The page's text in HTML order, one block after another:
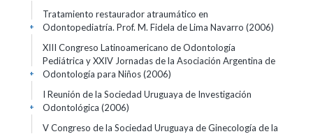
Tratamiento restaurador atraumático en
Odontopediatría. Prof. M. Fidela de Lima Navarro (2006)
+
XIII Congreso Latinoamericano de Odontología
Pediátrica y XXIV Jornadas de la Asociación Argentina de
Odontología para Niños(2006)
+
I Reunión de la Sociedad Uruguaya de Investigación
Odontológica (2006)
+
V Congreso de la Sociedad Uruguaya de Ginecología de la